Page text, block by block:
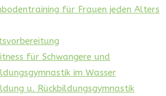
für Frauen jeden Alters
für Schwangere und
im Wasser
u. Rückbildungsgymnastik
Beratung